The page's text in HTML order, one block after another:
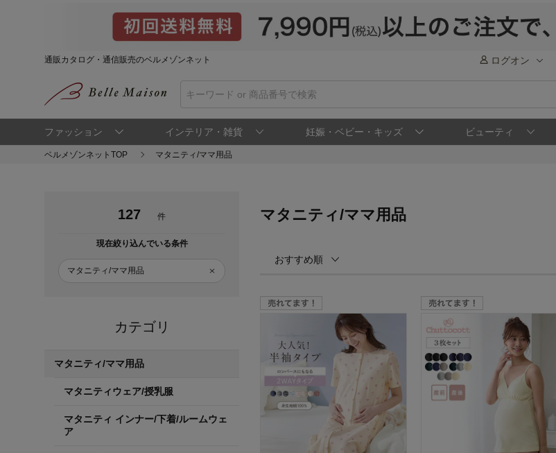
通販カタログ・通信販売のベルメゾンネット ログオン
ファッション インテリア・雑貨 妊娠・ベビー・キッズ ビューティ
ベルメゾンネットTOP マタニティ/ママ用品
127 件
現在絞り込んでいる条件
マタニティ/ママ用品
カテゴリ
マタニティ/ママ用品
マタニティウェア/授乳服
マタニティ インナー/下着/ルームウェ
ア
マタニティ/ママ用品
おすすめ順